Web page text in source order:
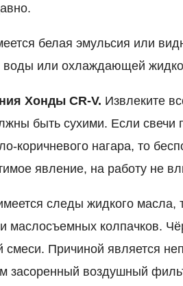
белая эмульсия или
воды или охлаждающей
Хонды CR-V. Извлеките
быть сухими. Если свечи
коричневого нагара, то
явление, на работу не
следы жидкого масла,
колпачков.
Причиной является
засоренный воздушный